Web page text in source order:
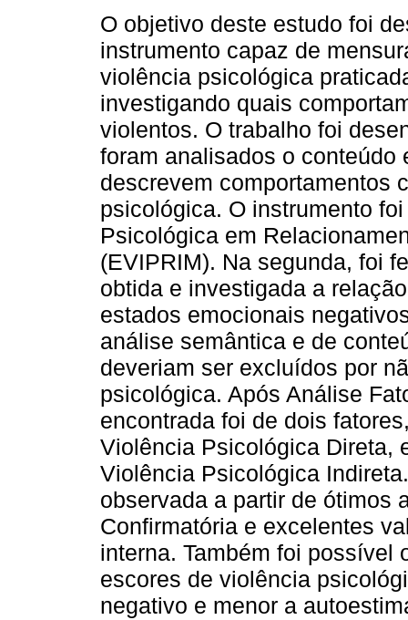
O objetivo deste estudo foi
instrumento capaz de
violência psicológica
investigando quais
violentos. O trabalho foi
foram analisados o conteúdo
descrevem comportamentos
psicológica. O instrumento
Psicológica em
(EVIPRIM). Na segunda, foi
obtida e investigada a
estados emocionais
análise semântica e de
deveriam ser excluídos por
psicológica. Após Análise
encontrada foi de dois
Violência Psicológica Direta,
Violência Psicológica
observada a partir de ótimos
Confirmatória e excelentes
interna. Também foi possível
escores de violência
negativo e menor a